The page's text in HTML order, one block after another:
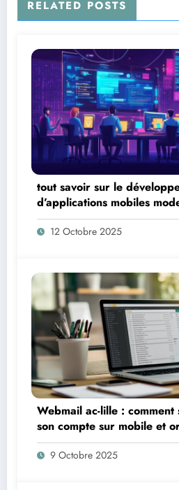
RELATED POSTS
tout savoir sur le
d’applications mobiles
12 Octobre 2025
Webmail ac-lille : comment
son compte sur mobile et
9 Octobre 2025